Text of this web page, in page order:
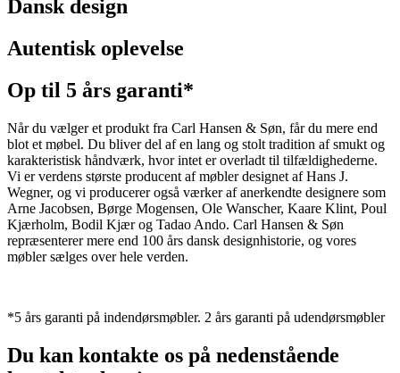
Dansk design
Autentisk oplevelse
Op til 5 års garanti*
Når du vælger et produkt fra Carl Hansen & Søn, får du mere end
blot et møbel. Du bliver del af en lang og stolt tradition af smukt og
karakteristisk håndværk, hvor intet er overladt til tilfældighederne.
Vi er verdens største producent af møbler designet af Hans J.
Wegner, og vi producerer også værker af anerkendte designere som
Arne Jacobsen, Børge Mogensen, Ole Wanscher, Kaare Klint, Poul
Kjærholm, Bodil Kjær og Tadao Ando. Carl Hansen & Søn
repræsenterer mere end 100 års dansk designhistorie, og vores
møbler sælges over hele verden.
*5 års garanti på indendørsmøbler. 2 års garanti på udendørsmøbler
Du kan kontakte os på nedenstående